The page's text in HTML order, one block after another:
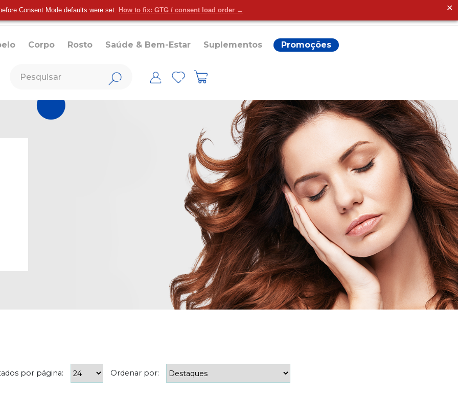
Consent Mode defaults were set. How to fix: GTG / consent load order → ✕
Corpo Rosto Saúde & Bem-Estar Suplementos Promoções
por página: Ordenar por: